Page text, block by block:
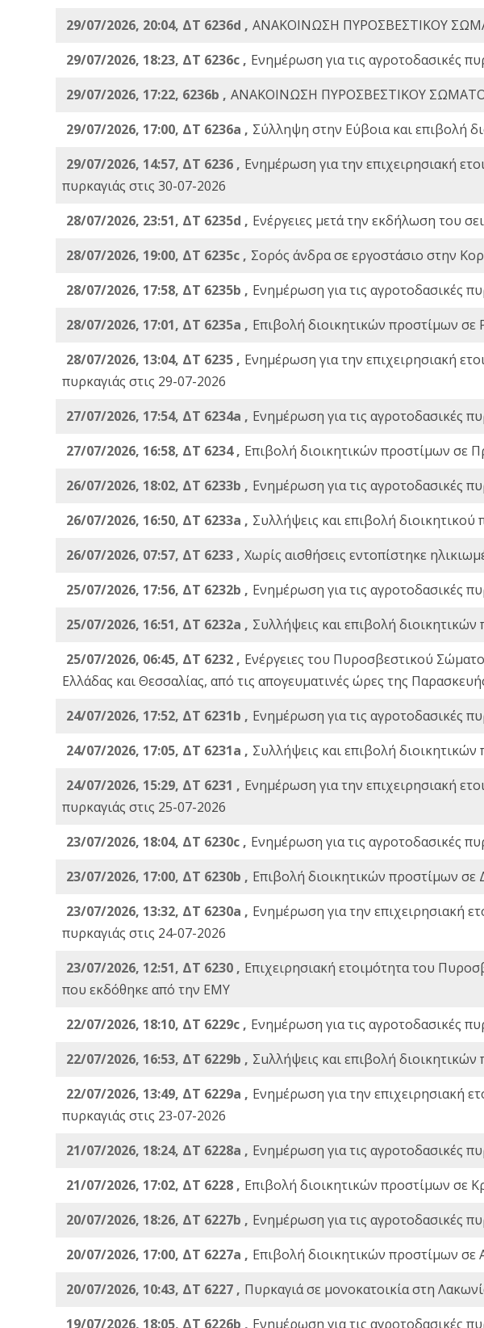
29/07/2026, 20:04, ΔΤ 6236d , ΑΝΑΚΟΙΝΩΣΗ ΠΥΡΟΣΒΕΣΤΙΚΟΥ
29/07/2026, 18:23, ΔΤ 6236c , Ενημέρωση για τις αγροτοδασικές
29/07/2026, 17:22, 6236b , ΑΝΑΚΟΙΝΩΣΗ ΠΥΡΟΣΒΕΣΤΙΚΟΥ
29/07/2026, 17:00, ΔΤ 6236a , Σύλληψη στην Εύβοια και επιβολή
29/07/2026, 14:57, ΔΤ 6236 , Ενημέρωση για την επιχειρησιακή
πυρκαγιάς στις 30-07-2026
28/07/2026, 23:51, ΔΤ 6235d , Ενέργειες μετά την εκδήλωση του
28/07/2026, 19:00, ΔΤ 6235c , Σορός άνδρα σε εργοστάσιο στην
28/07/2026, 17:58, ΔΤ 6235b , Ενημέρωση για τις αγροτοδασικές
28/07/2026, 17:01, ΔΤ 6235a , Eπιβολή διοικητικών προστίμων σε
28/07/2026, 13:04, ΔΤ 6235 , Ενημέρωση για την επιχειρησιακή
πυρκαγιάς στις 29-07-2026
27/07/2026, 17:54, ΔΤ 6234a , Ενημέρωση για τις αγροτοδασικές
27/07/2026, 16:58, ΔΤ 6234 , Eπιβολή διοικητικών προστίμων σε
26/07/2026, 18:02, ΔΤ 6233b , Ενημέρωση για τις αγροτοδασικές
26/07/2026, 16:50, ΔΤ 6233a , Συλλήψεις και επιβολή
26/07/2026, 07:57, ΔΤ 6233 , Χωρίς αισθήσεις εντοπίστηκε
25/07/2026, 17:56, ΔΤ 6232b , Ενημέρωση για τις αγροτοδασικές
25/07/2026, 16:51, ΔΤ 6232a , Συλλήψεις και επιβολή
25/07/2026, 06:45, ΔΤ 6232 , Ενέργειες του Πυροσβεστικού
Ελλάδας και Θεσσαλίας, από τις απογευματινές ώρες της
24/07/2026, 17:52, ΔΤ 6231b , Ενημέρωση για τις αγροτοδασικές
24/07/2026, 17:05, ΔΤ 6231a , Συλλήψεις και επιβολή
24/07/2026, 15:29, ΔΤ 6231 , Ενημέρωση για την επιχειρησιακή
πυρκαγιάς στις 25-07-2026
23/07/2026, 18:04, ΔΤ 6230c , Ενημέρωση για τις αγροτοδασικές
23/07/2026, 17:00, ΔΤ 6230b , Επιβολή διοικητικών προστίμων σε
23/07/2026, 13:32, ΔΤ 6230a , Ενημέρωση για την επιχειρησιακή
πυρκαγιάς στις 24-07-2026
23/07/2026, 12:51, ΔΤ 6230 , Επιχειρησιακή ετοιμότητα του
που εκδόθηκε από την ΕΜΥ
22/07/2026, 18:10, ΔΤ 6229c , Ενημέρωση για τις αγροτοδασικές
22/07/2026, 16:53, ΔΤ 6229b , Σuλλήψεις και επιβολή
22/07/2026, 13:49, ΔΤ 6229a , Ενημέρωση για την επιχειρησιακή
πυρκαγιάς στις 23-07-2026
21/07/2026, 18:24, ΔΤ 6228a , Ενημέρωση για τις αγροτοδασικές
21/07/2026, 17:02, ΔΤ 6228 , Επιβολή διοικητικών προστίμων σε
20/07/2026, 18:26, ΔΤ 6227b , Ενημέρωση για τις αγροτοδασικές
20/07/2026, 17:00, ΔΤ 6227a , Επιβολή διοικητικών προστίμων σε
20/07/2026, 10:43, ΔΤ 6227 , Πυρκαγιά σε μονοκατοικία στη
19/07/2026, 18:05, ΔΤ 6226b , Ενημέρωση για τις αγροτοδασικές